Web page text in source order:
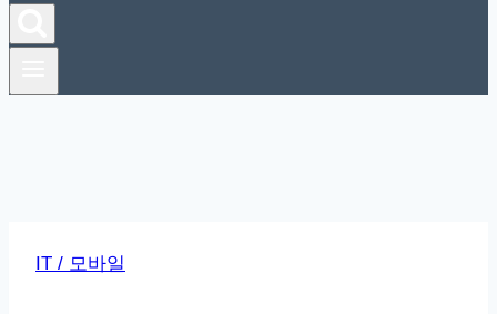
IT / 모바일